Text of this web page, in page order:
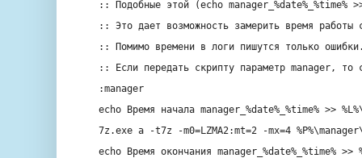
:: Подобные этой (echo manager_%date%_%time%
:: Это дает возможность замерить время
:: Помимо времени в логи пишутся только
:: Если передать скрипту параметр manager, то
:manager
echo Время начала manager_%date%_%time% >>
7z.exe a -t7z -m0=LZMA2:mt=2 -mx=4
echo Время окончания manager_%date%_%time% >>